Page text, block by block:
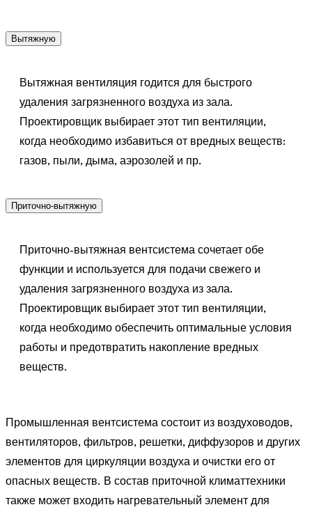
Вытяжную
Вытяжная вентиляция годится для быстрого
удаления загрязненного воздуха из зала.
Проектировщик выбирает этот тип вентиляции,
когда необходимо избавиться от вредных веществ:
газов, пыли, дыма, аэрозолей и пр.
Приточно-вытяжную
Приточно-вытяжная вентсистема сочетает обе
функции и используется для подачи свежего и
удаления загрязненного воздуха из зала.
Проектировщик выбирает этот тип вентиляции,
когда необходимо обеспечить оптимальные условия
работы и предотвратить накопление вредных
веществ.
Промышленная вентсистема состоит из воздуховодов,
вентиляторов, фильтров, решетки, диффузоров и других
элементов для циркуляции воздуха и очистки его от
опасных веществ. В состав приточной климаттехники
также может входить нагревательный элемент для